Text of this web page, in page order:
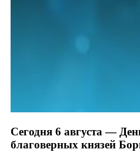
Сегодня 6 августа —
благоверных князей